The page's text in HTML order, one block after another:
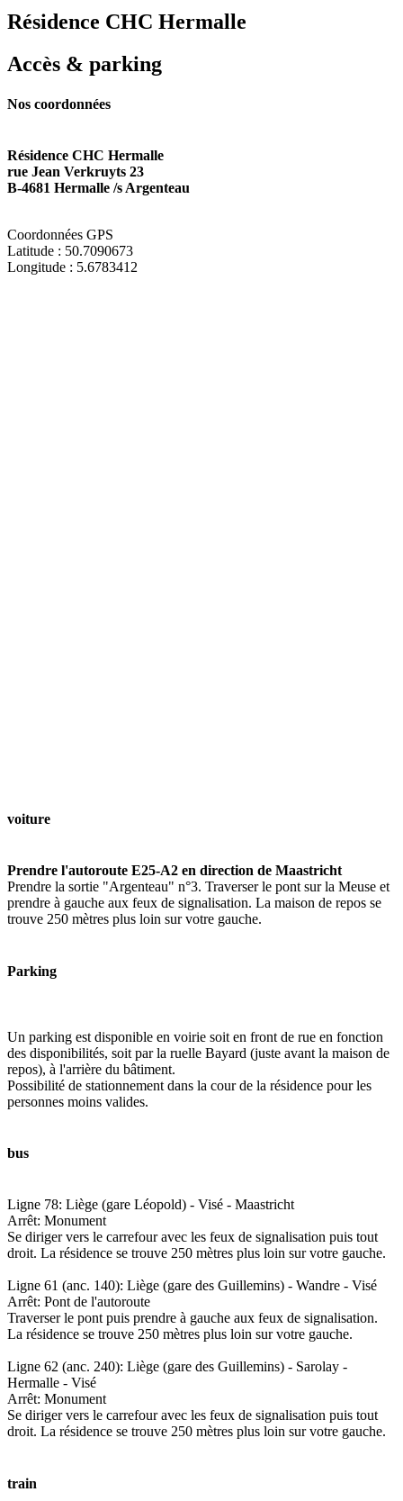
Résidence CHC Hermalle
Accès & parking
Nos coordonnées
Résidence CHC Hermalle
rue Jean Verkruyts 23
B-4681 Hermalle /s Argenteau
Coordonnées GPS
Latitude : 50.7090673
Longitude : 5.6783412
voiture
Prendre l'autoroute E25-A2 en direction de Maastricht
Prendre la sortie "Argenteau" n°3. Traverser le pont sur la Meuse et
prendre à gauche aux feux de signalisation. La maison de repos se
trouve 250 mètres plus loin sur votre gauche.
Parking
Un parking est disponible en voirie soit en front de rue en fonction
des disponibilités, soit par la ruelle Bayard (juste avant la maison de
repos), à l'arrière du bâtiment.
Possibilité de stationnement dans la cour de la résidence pour les
personnes moins valides.
bus
Ligne 78: Liège (gare Léopold) - Visé - Maastricht
Arrêt: Monument
Se diriger vers le carrefour avec les feux de signalisation puis tout
droit. La résidence se trouve 250 mètres plus loin sur votre gauche.
Ligne 61 (anc. 140): Liège (gare des Guillemins) - Wandre - Visé
Arrêt: Pont de l'autoroute
Traverser le pont puis prendre à gauche aux feux de signalisation.
La résidence se trouve 250 mètres plus loin sur votre gauche.
Ligne 62 (anc. 240): Liège (gare des Guillemins) - Sarolay -
Hermalle - Visé
Arrêt: Monument
Se diriger vers le carrefour avec les feux de signalisation puis tout
droit. La résidence se trouve 250 mètres plus loin sur votre gauche.
train